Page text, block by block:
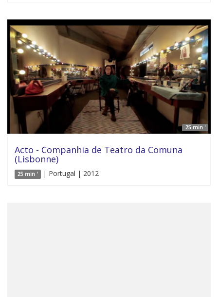
25 min '
Acto - Companhia de Teatro da Comuna
(Lisbonne)
25 min ' | Portugal | 2012